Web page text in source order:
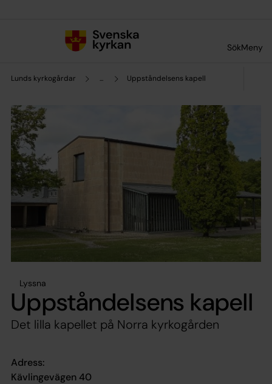
SökMeny
Lunds kyrkogårdar ... Uppståndelsens kapell
Lyssna
Uppståndelsens kapell
Det lilla kapellet på Norra kyrkogården
Adress:
Kävlingevägen 40